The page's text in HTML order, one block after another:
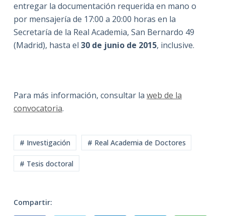
entregar la documentación requerida en mano o
por mensajería de 17:00 a 20:00 horas en la
Secretaría de la Real Academia, San Bernardo 49
(Madrid), hasta el 30 de junio de 2015, inclusive.
Para más información, consultar la web de la
convocatoria.
# Investigación # Real Academia de Doctores
# Tesis doctoral
Compartir: